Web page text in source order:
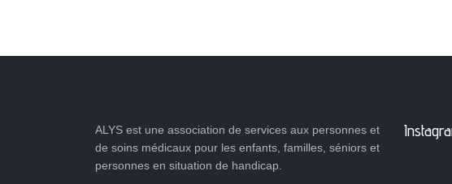
ALYS est une association de services aux personnes et
de soins médicaux pour les enfants, familles, séniors et
personnes en situation de handicap.